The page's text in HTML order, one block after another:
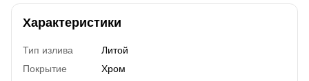
Характеристики
Тип излива
Литой
Покрытие
Хром